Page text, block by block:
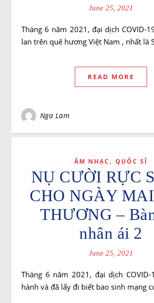
June 25, 2021
Tháng 6 năm 2021, đại dịch COVID-19 tiếp tục tràn
lan trên quê hương Việt Nam , nhất là
READ MORE
Nga Lam
ÂM NHẠC , QUỐC SĨ
NỤ CƯỜI RỰC
CHO NGÀY
THƯƠNG –
nhân ái 2
June 25, 2021
Tháng 6 năm 2021, đại dịch COVID-19 vẫn hoành
hành và đã lấy đi biết bao sinh mạng